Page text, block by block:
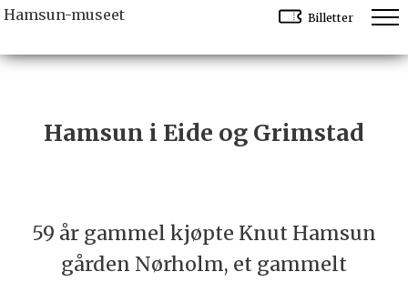
Hamsun-museet Billetter
Hamsun i Eide og Grimstad
59 år gammel kjøpte Knut Hamsun
gården Nørholm, et gammelt